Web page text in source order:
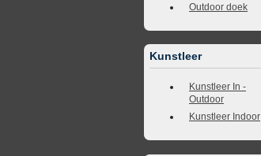
Outdoor doek
Kunstleer
Kunstleer In -
Outdoor
Kunstleer Indoor